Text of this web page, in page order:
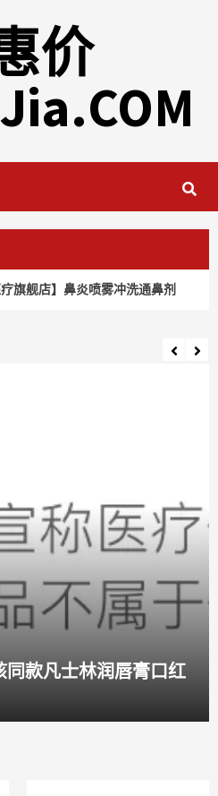
价
舰店】鼻炎喷雾冲洗通鼻剂
同款凡士林润唇膏口红